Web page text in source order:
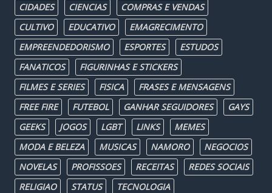
CIDADES
CIENCIAS
COMPRAS E VENDAS
CULTIVO
EDUCATIVO
EMAGRECIMENTO
EMPREENDEDORISMO
ESPORTES
ESTUDOS
FANATICOS
FIGURINHAS E STICKERS
FILMES E SERIES
FISICA
FRASES E MENSAGENS
FREE FIRE
FUTEBOL GANHAR SEGUIDORES
GAYS
GEEKS
JOGOS LGBT LINKS
MEMES
MODA E BELEZA
MUSICAS NAMORO
NEGOCIOS
NOVELAS
PROFISSOES RECEITAS
REDES SOCIAIS
RELIGIAO
STATUS
TECNOLOGIA